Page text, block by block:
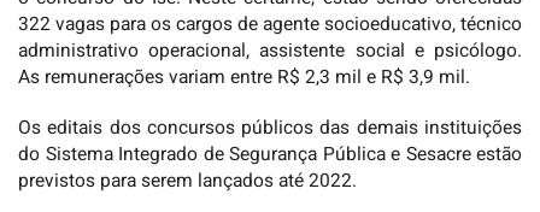
322 vagas para os cargos de agente socioeducativo, técnico
administrativo operacional, assistente social e psicólogo.
As remunerações variam entre R$ 2,3 mil e R$ 3,9 mil.
Os editais dos concursos públicos das demais instituições
do Sistema Integrado de Segurança Pública e Sesacre estão
previstos para serem lançados até 2022.